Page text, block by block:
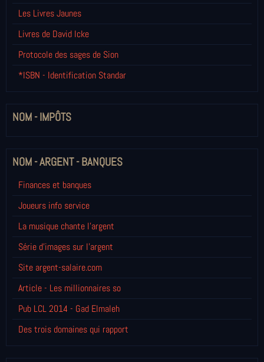
Les Livres Jaunes
Livres de David Icke
Protocole des sages de Sion
*ISBN - Identification Standar
NOM - IMPÔTS
NOM - ARGENT - BANQUES
Finances et banques
Joueurs info service
La musique chante l'argent
Série d'images sur l'argent
Site argent-salaire.com
Article - Les millionnaires so
Pub LCL 2014 - Gad Elmaleh
Des trois domaines qui rapport